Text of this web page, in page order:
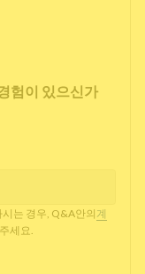
험이 있으신가
는 경우, Q&A안의 계
세요.